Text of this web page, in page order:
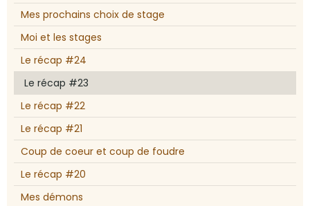
Mes prochains choix de stage
Moi et les stages
Le récap #24
Le récap #23
Le récap #22
Le récap #21
Coup de coeur et coup de foudre
Le récap #20
Mes démons